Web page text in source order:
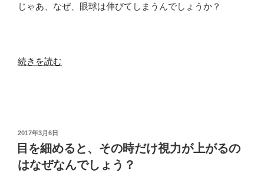
じゃあ、なぜ、眼球は伸びてしまうんでしょうか？
“眼
る
こ
と
続きを読む
投
稿
日:
2017年3月6日
目を細めると、その時だけ視力が上がるの
はなぜなんでしょう？